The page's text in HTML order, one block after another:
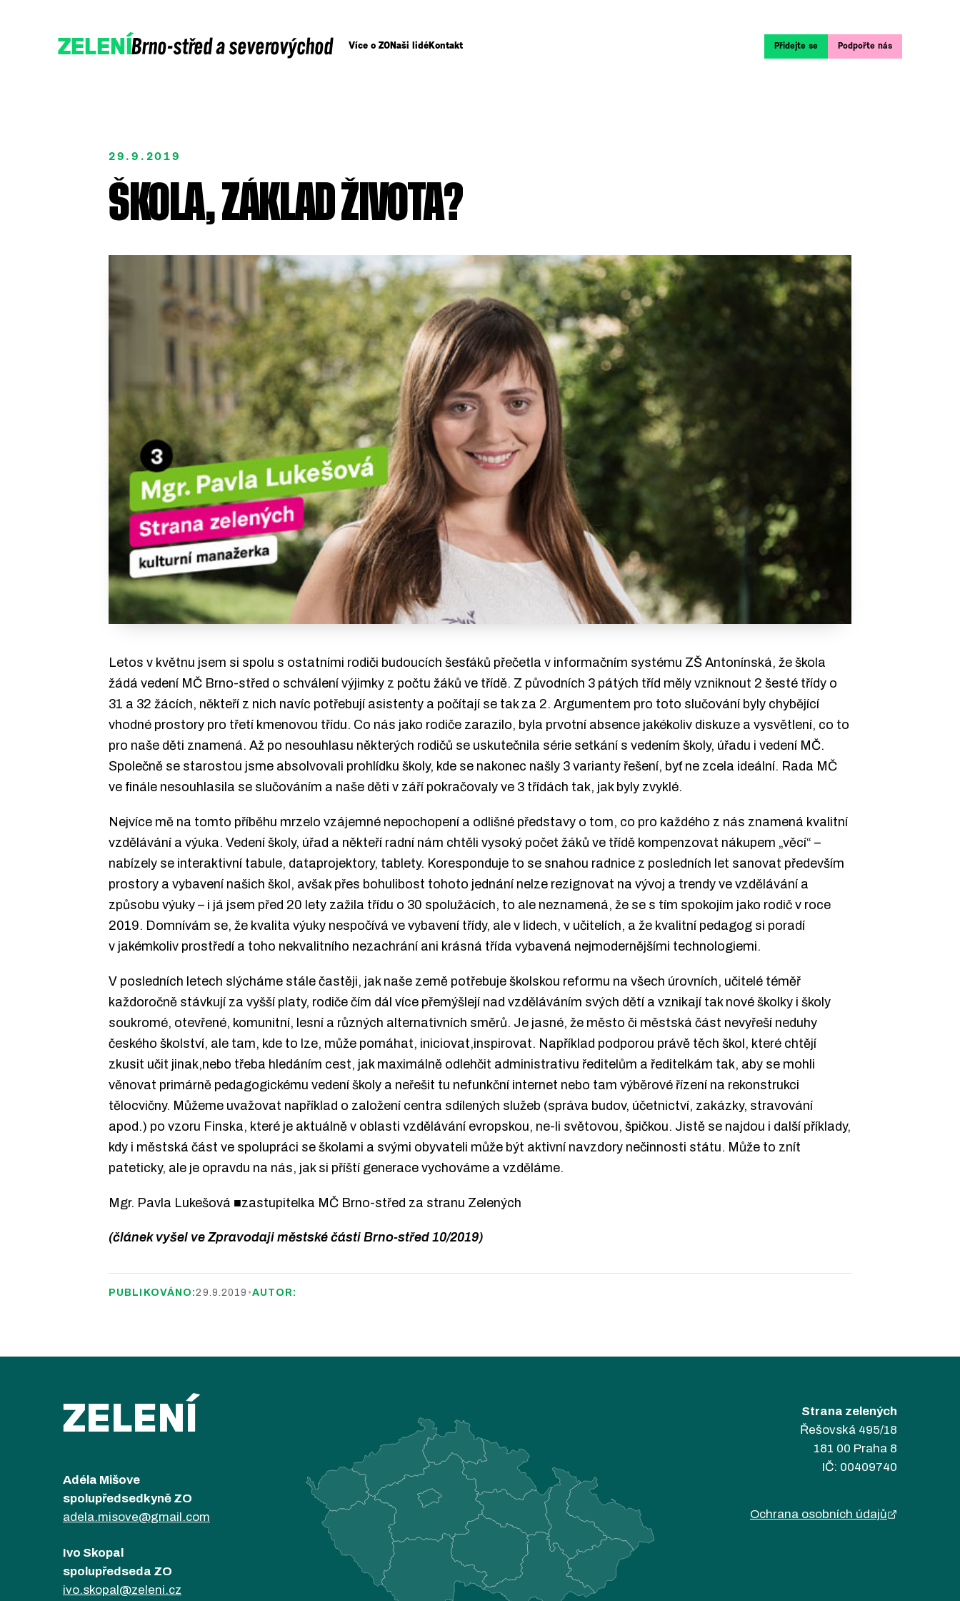
ZELENÍBrno-střed a severovýchod Více o ZONaši lidéKontakt Přidejte se Podpořte nás
Přidejte se
29.9.2019
ŠKOLA, ZÁKLAD ŽIVOTA?
Letos v květnu jsem si spolu s ostatními rodiči budoucích šesťáků přečetla v informačním systému ZŠ Antonínská, že škola
žádá vedení MČ Brno-střed o schválení výjimky z počtu žáků ve třídě. Z původních 3 pátých tříd měly vzniknout 2 šesté třídy o
31 a 32 žácích, někteří z nich navíc potřebují asistenty a počítají se tak za 2. Argumentem pro toto slučování byly chybějící
vhodné prostory pro třetí kmenovou třídu. Co nás jako rodiče zarazilo, byla prvotní absence jakékoliv diskuze a vysvětlení, co to
pro naše děti znamená. Až po nesouhlasu některých rodičů se uskutečnila série setkání s vedením školy, úřadu i vedení MČ.
Společně se starostou jsme absolvovali prohlídku školy, kde se nakonec našly 3 varianty řešení, byť ne zcela ideální. Rada MČ
ve finále nesouhlasila se slučováním a naše děti v září pokračovaly ve 3 třídách tak, jak byly zvyklé.
Nejvíce mě na tomto příběhu mrzelo vzájemné nepochopení a odlišné představy o tom, co pro každého z nás znamená kvalitní
vzdělávání a výuka. Vedení školy, úřad a někteří radní nám chtěli vysoký počet žáků ve třídě kompenzovat nákupem „věcí“ –
nabízely se interaktivní tabule, dataprojektory, tablety. Koresponduje to se snahou radnice z posledních let sanovat především
prostory a vybavení našich škol, avšak přes bohulibost tohoto jednání nelze rezignovat na vývoj a trendy ve vzdělávání a
způsobu výuky – i já jsem před 20 lety zažila třídu o 30 spolužácích, to ale neznamená, že se s tím spokojím jako rodič v roce
2019. Domnívám se, že kvalita výuky nespočívá ve vybavení třídy, ale v lidech, v učitelích, a že kvalitní pedagog si poradí
v jakémkoliv prostředí a toho nekvalitního nezachrání ani krásná třída vybavená nejmodernějšími technologiemi.
V posledních letech slýcháme stále častěji, jak naše země potřebuje školskou reformu na všech úrovních, učitelé téměř
každoročně stávkují za vyšší platy, rodiče čím dál více přemýšlejí nad vzděláváním svých dětí a vznikají tak nové školky i školy
soukromé, otevřené, komunitní, lesní a různých alternativních směrů. Je jasné, že město či městská část nevyřeší neduhy
českého školství, ale tam, kde to lze, může pomáhat, iniciovat,inspirovat. Například podporou právě těch škol, které chtějí
zkusit učit jinak,nebo třeba hledáním cest, jak maximálně odlehčit administrativu ředitelům a ředitelkám tak, aby se mohli
věnovat primárně pedagogickému vedení školy a neřešit tu nefunkční internet nebo tam výběrové řízení na rekonstrukci
tělocvičny. Můžeme uvažovat například o založení centra sdílených služeb (správa budov, účetnictví, zakázky, stravování
apod.) po vzoru Finska, které je aktuálně v oblasti vzdělávání evropskou, ne-li světovou, špičkou. Jistě se najdou i další příklady,
kdy i městská část ve spolupráci se školami a svými obyvateli může být aktivní navzdory nečinnosti státu. Může to znít
pateticky, ale je opravdu na nás, jak si příští generace vychováme a vzděláme.
Mgr. Pavla Lukešová ■zastupitelka MČ Brno-střed za stranu Zelených
(článek vyšel ve Zpravodaji městské části Brno-střed 10/2019)
PUBLIKOVÁNO:29.9.2019 •AUTOR:
ZELENÍ
Adéla Mišove
spolupředsedkyně ZO
adela.misove@gmail.com
Ivo Skopal
spolupředseda ZO
ivo.skopal@zeleni.cz
Strana zelených
Řešovská 495/18
181 00 Praha 8
IČ: 00409740
Ochrana osobních údajů